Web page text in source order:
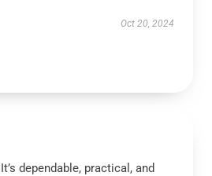
Oct 20, 2024
dependable, practical, and